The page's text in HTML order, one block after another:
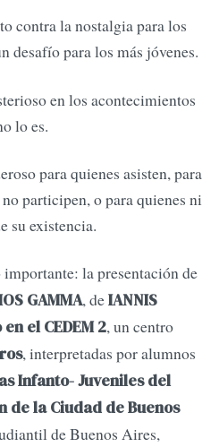
contra la nostalgia para los
desafío para los más jóvenes.
en los acontecimientos
lo es.
para quienes asisten, para
participen, o para quienes ni
su existencia.
importante: la presentación de
GAMMA, deIANNIS
el CEDEM 2, un centro
, interpretadas por alumnos
Infanto- Juveniles del
la Ciudad de Buenos
de Buenos Aires,